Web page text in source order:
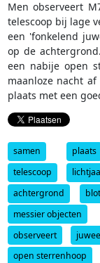
Men observeert
telescoop bij lage
een 'fonkelend
op de
een nabije open
maanloze nacht
plaats met een
samen plaats
telescoop
achtergrond
messier objecten
observeert
open sterrenhoop